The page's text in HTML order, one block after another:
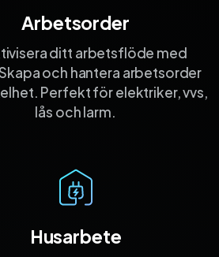
Arbetsorder
ditt arbetsflöde med
och hantera arbetsorder
Perfekt för elektriker, vvs,
lås och larm.
Husarbete